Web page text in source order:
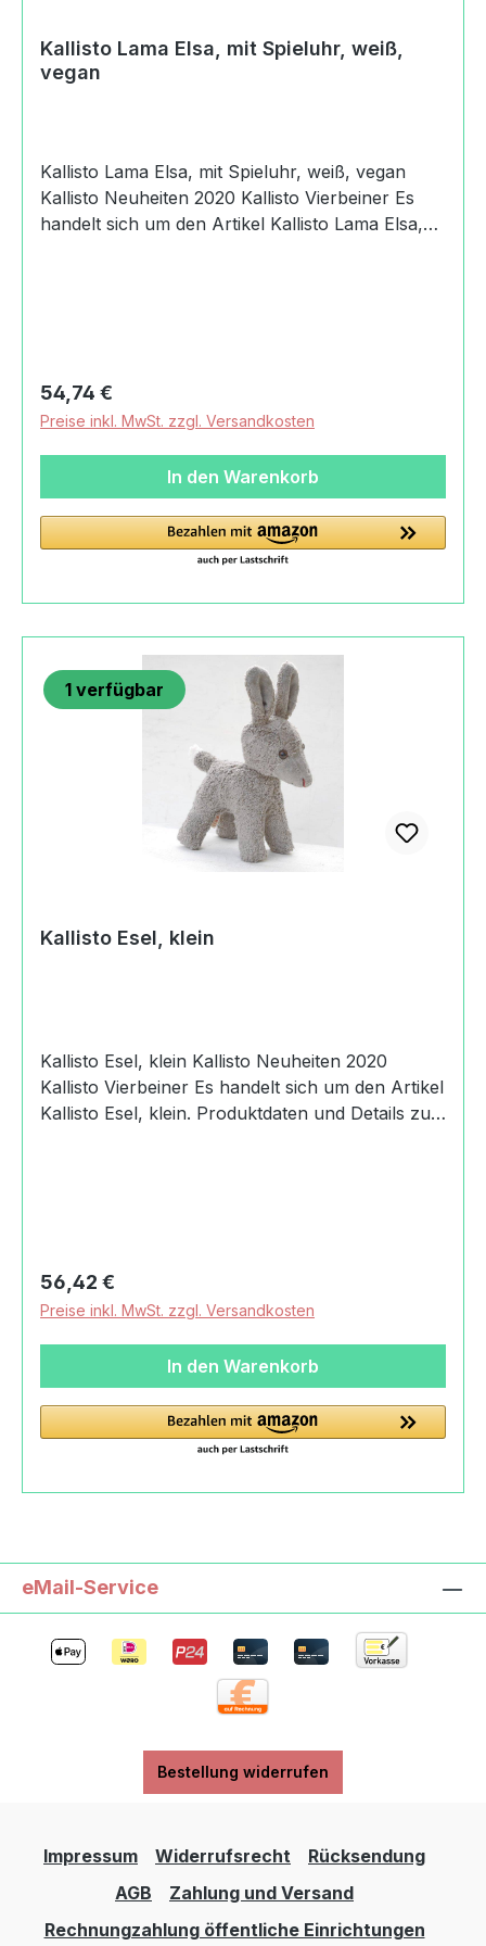
Kallisto Lama Elsa, mit Spieluhr, weiß,
vegan
Kallisto Lama Elsa, mit Spieluhr, weiß, vegan
Kallisto Neuheiten 2020 Kallisto Vierbeiner Es
handelt sich um den Artikel Kallisto Lama Elsa,
AnbauFüllung: Mit Maiswatte gefüllt.TonMelodie:
Mozart WiegenliedMaßeLänge: 16 cmHöhe: 30
cmMachart/StilKallisto Lama Elsa, mit Spieluhr,
weiß, veganVeganPflegeWaschmaschine im
Wollwaschgang oder HandwäscheHerkunftMade
in GermanyAngaben zum Hersteller
(Informationspflichten zur GPSR
Produktsicherheitsverordnung) Brigitte Meiners,
Germany+49(0)3076765890info@kallisto-
stofftiere.de https://www.kallisto-stofftiere.de
Regulärer Preis:
54,74 €
Preise inkl. MwSt. zzgl. Versandkosten
In den Warenkorb
1 verfügbar
Kallisto Esel, klein
Kallisto Esel, klein Kallisto Neuheiten 2020
Kallisto Vierbeiner Es handelt sich um den Artikel
Kallisto Esel, klein. Produktdaten und Details zu
kleinSchlenkertierPflegeWaschmaschine im
Wollwaschgang oder HandwäscheHerkunftMade
in GermanyAngaben zum Hersteller
(Informationspflichten zur GPSR
Produktsicherheitsverordnung) Brigitte Meiners,
Kallisto Stofftiere, Einzelfirma Brigitte
MeinersMonumentenstraße10829 Berlin,
Germany+49(0)3076765890info@kallisto-
Regulärer Preis:
56,42 €
Preise inkl. MwSt. zzgl. Versandkosten
In den Warenkorb
eMail-Service
Bestellung widerrufen
Impressum Widerrufsrecht
Rücksendung
AGB
Zahlung und Versand
Rechnungzahlung öffentliche Einrichtungen